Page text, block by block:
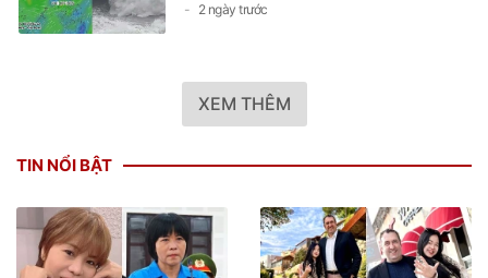
2 ngày trước
XEM THÊM
TIN NỔI BẬT